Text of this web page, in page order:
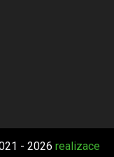
- 2026 realizace